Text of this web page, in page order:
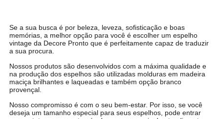
Se a sua busca é por beleza, leveza, sofisticação e boas
memórias, a melhor opção para você é escolher um espelho
vintage da Decore Pronto que é perfeitamente capaz de traduzir
a sua procura.
Nossos produtos são desenvolvidos com a máxima qualidade e
na produção dos espelhos são utilizadas molduras em madeira
maciça brilhantes e laqueadas e também opção branco
provençal.
Nosso compromisso é com o seu bem-estar. Por isso, se você
deseja um tamanho especial para seus espelhos, pode entrar